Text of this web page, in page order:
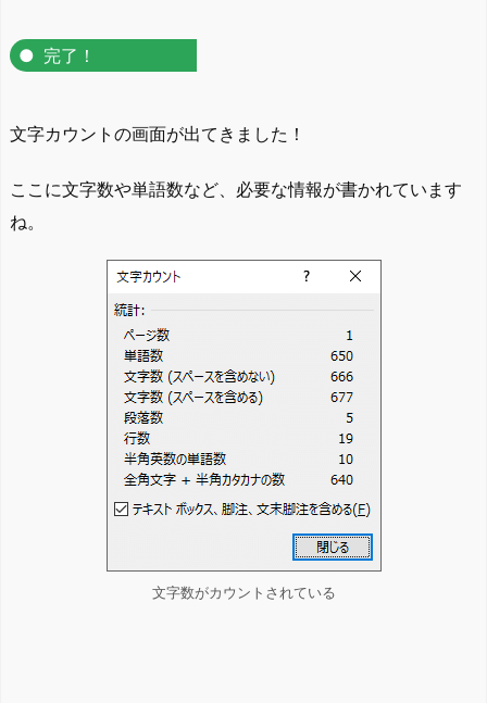
完了！
文字カウントの画面が出てきました！
ここに文字数や単語数など、必要な情報が書かれています
ね。
文字数がカウントされている